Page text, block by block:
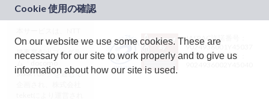
ドコモグループの新
規事業創出プログラ
ム「docomo
STARTUP」を通じて
JASRAC許諾番号：
9024936001Y45037
JASRAC許諾番号：
On our website we use some cookies. These are
necessary for our site to work properly and to give us
information about how our site is used.